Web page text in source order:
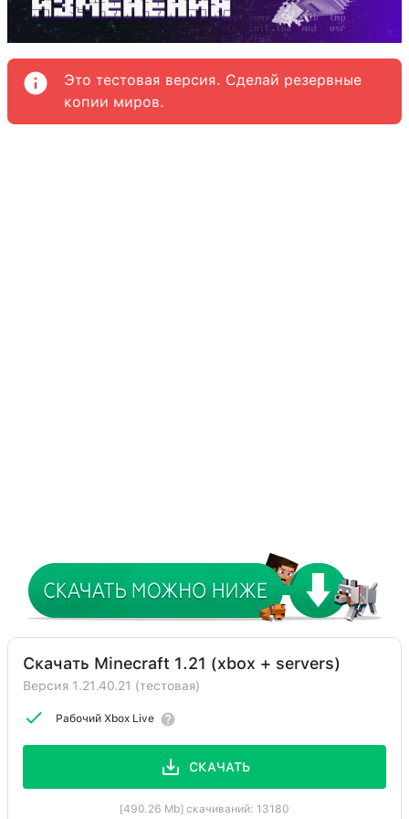
Это тестовая версия. Сделай резервные
копии миров.
Скачать Minecraft 1.21 (xbox + servers)
Версия 1.21.40.21 (тестовая)
Рабочий Xbox Live
СКАЧАТЬ
[490.26 Mb] скачиваний: 13180